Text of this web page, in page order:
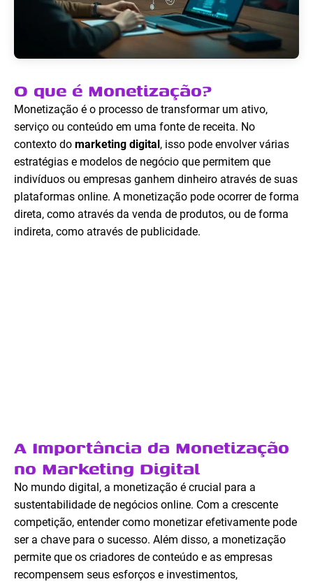
O que é Monetização?
Monetização é o processo de transformar um ativo,
serviço ou conteúdo em uma fonte de receita. No
contexto do marketing digital , isso pode envolver várias
estratégias e modelos de negócio que permitem que
indivíduos ou empresas ganhem dinheiro através de suas
plataformas online. A monetização pode ocorrer de forma
direta, como através da venda de produtos, ou de forma
indireta, como através de publicidade.
A Importância da Monetização
no Marketing Digital
No mundo digital, a monetização é crucial para a
sustentabilidade de negócios online. Com a crescente
competição, entender como monetizar efetivamente pode
ser a chave para o sucesso. Além disso, a monetização
permite que os criadores de conteúdo e as empresas
recompensem seus esforços e investimentos,